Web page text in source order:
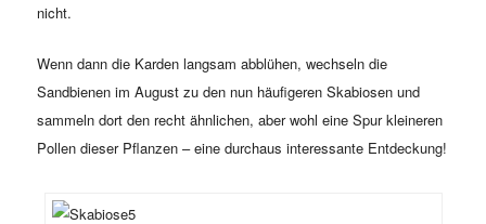
nicht.
Wenn dann die Karden langsam abblühen, wechseln die
Sandbienen im August zu den nun häufigeren Skabiosen und
sammeln dort den recht ähnlichen, aber wohl eine Spur kleineren
Pollen dieser Pflanzen – eine durchaus interessante Entdeckung!